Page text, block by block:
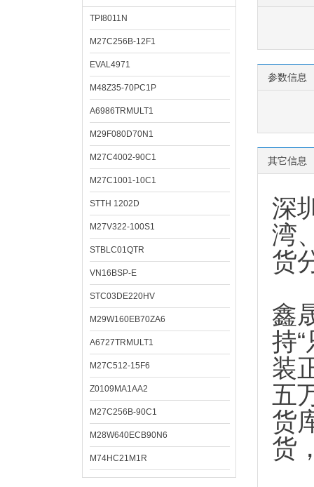
TPI8011N
M27C256B-12F1
EVAL4971
M48Z35-70PC1P
A6986TRMULT1
M29F080D70N1
M27C4002-90C1
M27C1001-10C1
STTH 1202D
M27V322-100S1
STBLC01QTR
VN16BSP-E
STC03DE220HV
M29W160EB70ZA6
A6727TRMULT1
M27C512-15F6
Z0109MA1AA2
M27C256B-90C1
M28W640ECB90N6
M74HC21M1R
参数信息
其它信息
深
湾
货
鑫
持
装
五
货
货